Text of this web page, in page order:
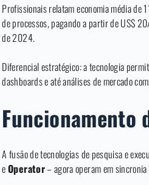
Profissionais relatam economia média de
de processos, pagando a partir de US$
de 2024.
Diferencial estratégico: a tecnologia
dashboards e até análises de mercado
Funcionamento
A fusão de tecnologias de pesquisa e
eOperator– agora operam em